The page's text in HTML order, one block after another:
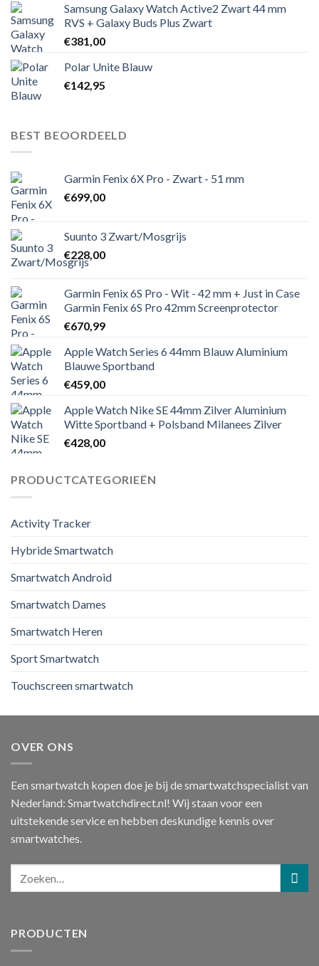
Samsung Galaxy Watch Active2 Zwart 44 mm
RVS + Galaxy Buds Plus Zwart
€381,00
Polar Unite Blauw
€142,95
BEST BEOORDEELD
Garmin Fenix 6X Pro - Zwart - 51 mm
€699,00
Suunto 3 Zwart/Mosgrijs
€228,00
Garmin Fenix 6S Pro - Wit - 42 mm + Just in Case
Garmin Fenix 6S Pro 42mm Screenprotector
€670,99
Apple Watch Series 6 44mm Blauw Aluminium
Blauwe Sportband
€459,00
Apple Watch Nike SE 44mm Zilver Aluminium
Witte Sportband + Polsband Milanees Zilver
€428,00
PRODUCTCATEGORIEËN
Activity Tracker
Hybride Smartwatch
Smartwatch Android
Smartwatch Dames
Smartwatch Heren
Sport Smartwatch
Touchscreen smartwatch
OVER ONS
Een smartwatch kopen doe je bij de smartwatchspecialist van
Nederland: Smartwatchdirect.nl! Wij staan voor een
uitstekende service en hebben deskundige kennis over
smartwatches.
PRODUCTEN